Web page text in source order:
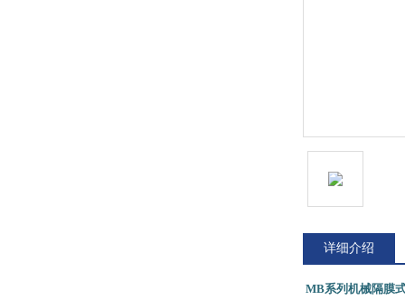
详细介绍
MB系列机械隔膜